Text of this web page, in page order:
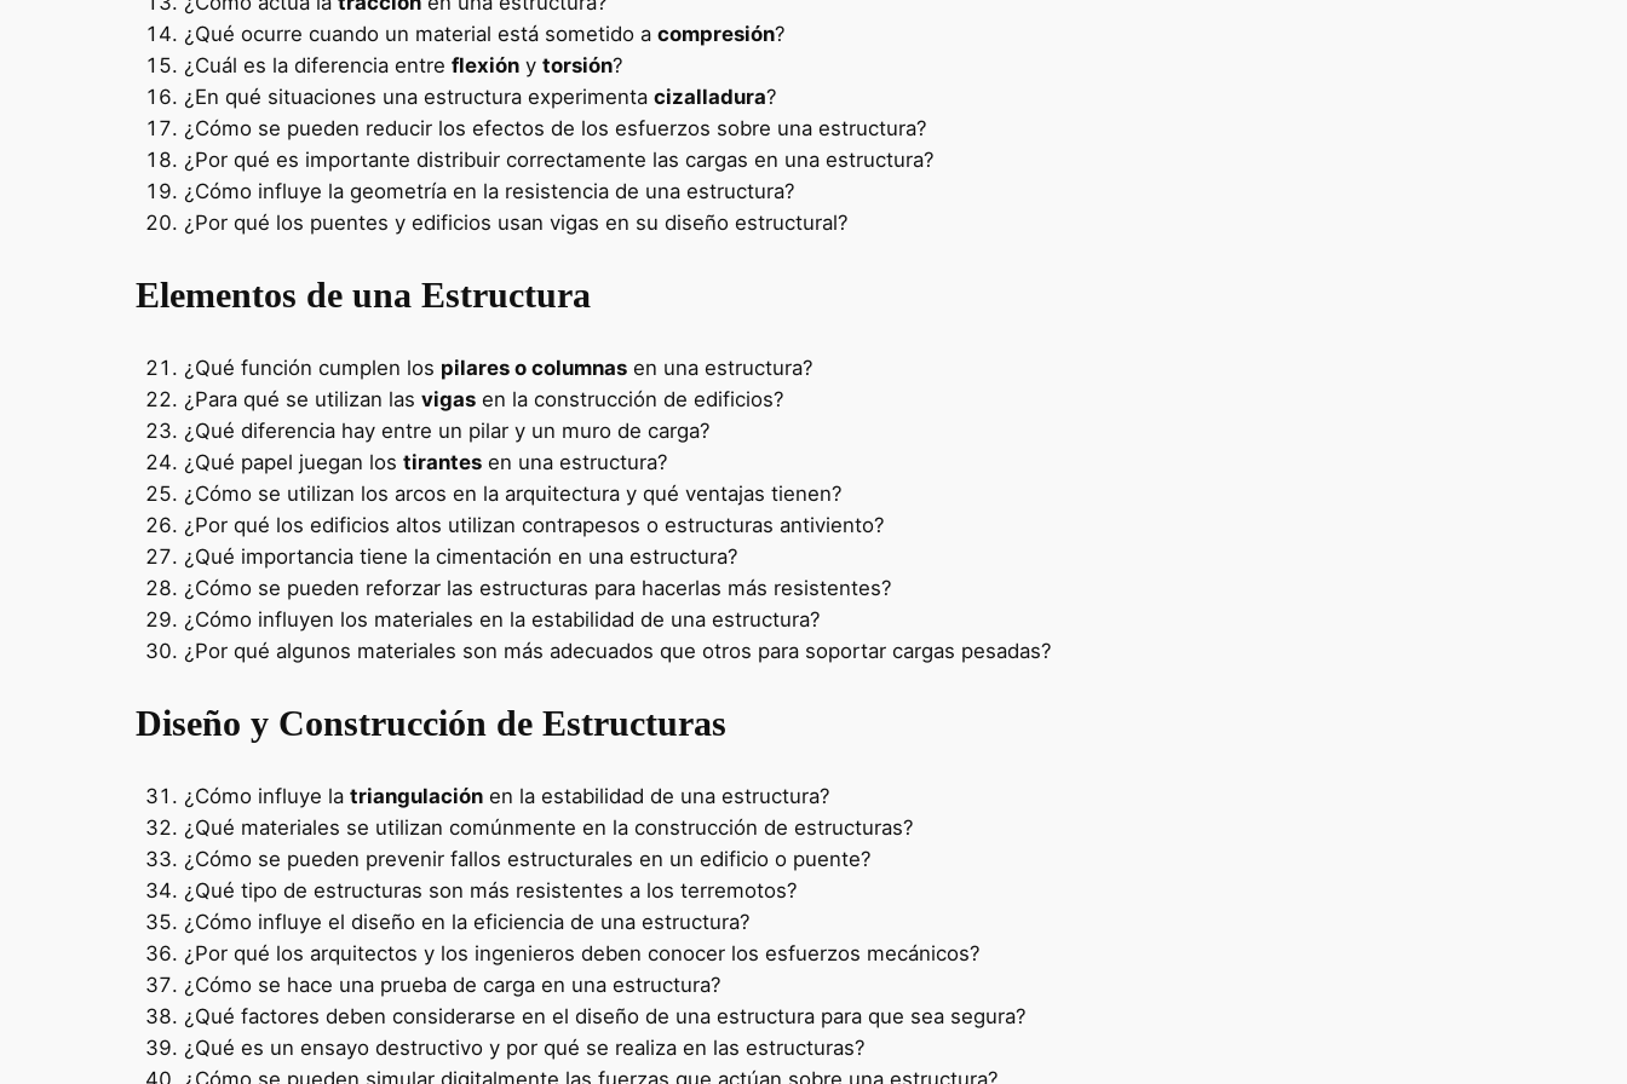
¿Qué ocurre cuando un material está sometido a compresión?
¿Cuál es la diferencia entre flexión y torsión?
¿En qué situaciones una estructura experimenta cizalladura?
¿Cómo se pueden reducir los efectos de los esfuerzos sobre una estructura?
¿Por qué es importante distribuir correctamente las cargas en una estructura?
¿Cómo influye la geometría en la resistencia de una estructura?
¿Por qué los puentes y edificios usan vigas en su diseño estructural?
Elementos de una Estructura
¿Qué función cumplen los pilares o columnas en una estructura?
¿Para qué se utilizan las vigas en la construcción de edificios?
¿Qué diferencia hay entre un pilar y un muro de carga?
¿Qué papel juegan los tirantes en una estructura?
¿Cómo se utilizan los arcos en la arquitectura y qué ventajas tienen?
¿Por qué los edificios altos utilizan contrapesos o estructuras antiviento?
¿Qué importancia tiene la cimentación en una estructura?
¿Cómo se pueden reforzar las estructuras para hacerlas más resistentes?
¿Cómo influyen los materiales en la estabilidad de una estructura?
¿Por qué algunos materiales son más adecuados que otros para soportar cargas pesadas?
Diseño y Construcción de Estructuras
¿Cómo influye la triangulación en la estabilidad de una estructura?
¿Qué materiales se utilizan comúnmente en la construcción de estructuras?
¿Cómo se pueden prevenir fallos estructurales en un edificio o puente?
¿Qué tipo de estructuras son más resistentes a los terremotos?
¿Cómo influye el diseño en la eficiencia de una estructura?
¿Por qué los arquitectos y los ingenieros deben conocer los esfuerzos mecánicos?
¿Cómo se hace una prueba de carga en una estructura?
¿Qué factores deben considerarse en el diseño de una estructura para que sea segura?
¿Qué es un ensayo destructivo y por qué se realiza en las estructuras?